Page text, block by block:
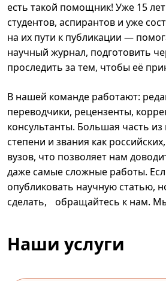
есть такой помощник! Уже 15
студентов, аспирантов и уже
на их пути к публикации —
научный журнал, подготовить
проследить за тем, чтобы её
В нашей команде работают:
переводчики, рецензенты,
консультанты. Большая часть
степени и звания как
вузов, что позволяет нам
даже самые сложные работы.
опубликовать научную статью,
сделать, обращайтесь к нам.
Наши услуги